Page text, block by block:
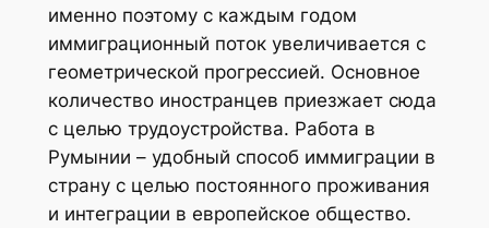
именно поэтому с каждым годом
иммиграционный поток увеличивается с
геометрической прогрессией. Основное
количество иностранцев приезжает сюда
с целью трудоустройства. Работа в
Румынии – удобный способ иммиграции в
страну с целью постоянного проживания
и интеграции в европейское общество.